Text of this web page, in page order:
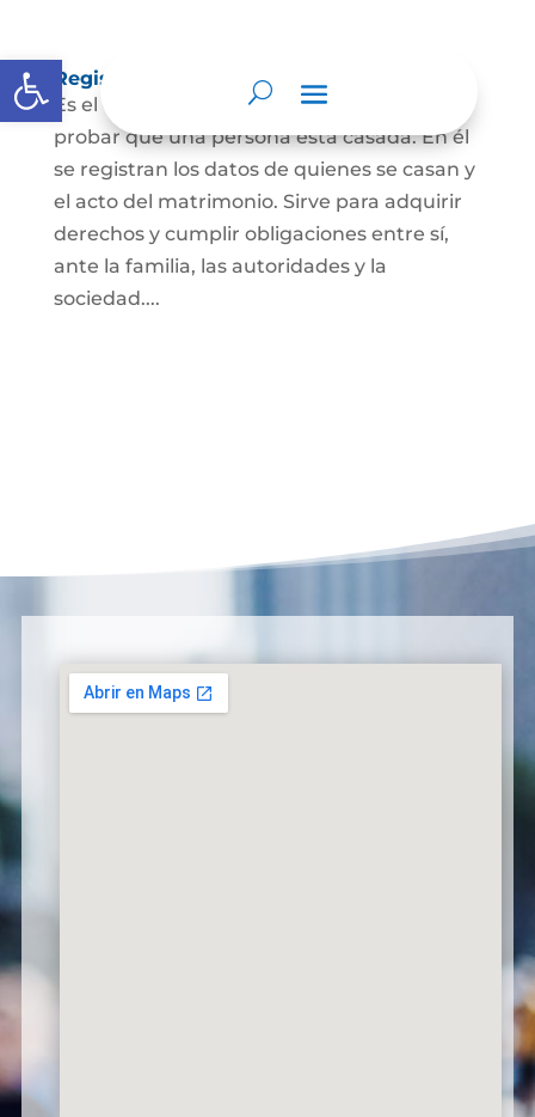
Abrir barra de herramientas
Registro Civil de Matrimonio
Es el documento público necesario para
probar que una persona está casada. En él
se registran los datos de quienes se casan y
el acto del matrimonio. Sirve para adquirir
derechos y cumplir obligaciones entre sí,
ante la familia, las autoridades y la
sociedad....